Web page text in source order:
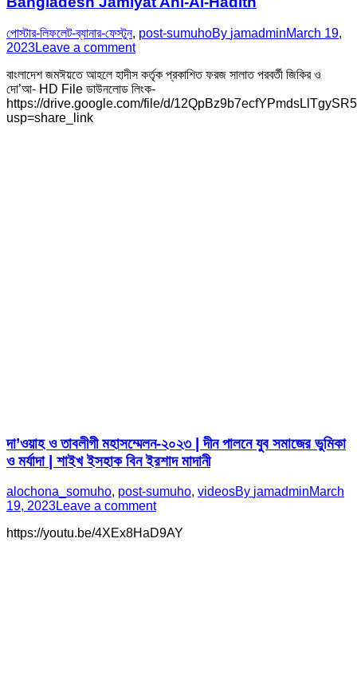
পোস্টার-লিফলেট-ব্যানার-ফেস্টুন, post-sumuhoBy jamadminMarch 19,
2023Leave a comment
বাংলাদেশ জমঈয়তে আহলে হাদীস কর্তৃক প্রকাশিত ফরজ সালাত পরবর্তী জিকির ও
দো’আ- HD File ডাউনলোড লিংক-
https://drive.google.com/file/d/
usp=share_link
দা’ওয়াহ ও তাবলীগী মহাসম্মেলন-২০২৩ | দীন পালনে যুব সমাজের ভুমিকা
ও মর্যাদা | শাইখ ইসহাক বিন ইরশাদ মাদানী
alochona_somuho, post-sumuho, videosBy jamadminMarch
19, 2023Leave a comment
https://youtu.be/4XEx8HaD9AY